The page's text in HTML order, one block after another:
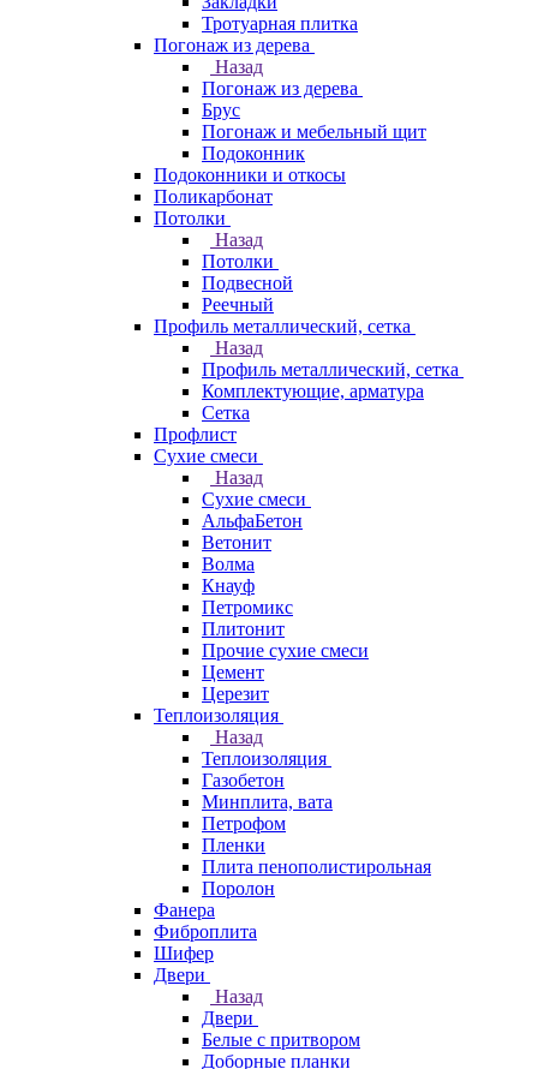
Тротуарная плитка
Погонаж из дерева
Назад
Погонаж из дерева
Брус
Погонаж и мебельный щит
Подоконник
Подоконники и откосы
Поликарбонат
Потолки
Назад
Потолки
Подвесной
Реечный
Профиль металлический, сетка
Назад
Профиль металлический, сетка
Комплектующие, арматура
Сетка
Профлист
Сухие смеси
Назад
Сухие смеси
АльфаБетон
Ветонит
Волма
Кнауф
Петромикс
Плитонит
Прочие сухие смеси
Цемент
Церезит
Теплоизоляция
Назад
Теплоизоляция
Газобетон
Минплита, вата
Петрофом
Пленки
Плита пенополистирольная
Поролон
Фанера
Фиброплита
Шифер
Двери
Назад
Двери
Белые с притвором
Доборные планки